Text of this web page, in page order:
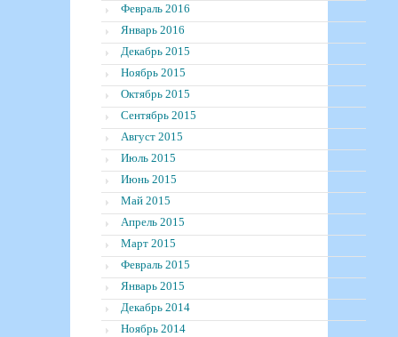
Февраль 2016
Январь 2016
Декабрь 2015
Ноябрь 2015
Октябрь 2015
Сентябрь 2015
Август 2015
Июль 2015
Июнь 2015
Май 2015
Апрель 2015
Март 2015
Февраль 2015
Январь 2015
Декабрь 2014
Ноябрь 2014